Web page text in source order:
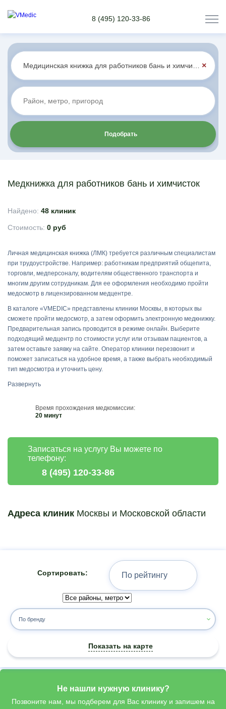
8 (495) 120-33-86
×
Подобрать
Медкнижка для работников бань и химчисток
Найдено: 48 клиник
Стоимость: 0 руб
Личная медицинская книжка (ЛМК) требуется различным специалистам
при трудоустройстве. Например: работникам предприятий общепита,
торговли, медперсоналу, водителям общественного транспорта и
многим другим сотрудникам. Для ее оформления необходимо пройти
медосмотр в лицензированном медцентре.
В каталоге «VMEDIC» представлены клиники Москвы, в которых вы
сможете пройти медосмотр, а затем оформить электронную медкнижку.
Предварительная запись проводится в режиме онлайн. Выберите
подходящий медцентр по стоимости услуг или отзывам пациентов, а
затем оставьте заявку на сайте. Оператор клиники перезвонит и
поможет записаться на удобное время, а также выбрать необходимый
тип медосмотра и уточнить цену.
Развернуть
Время прохождения медкомиссии:
20 минут
Записаться на услугу Вы можете по
телефону:
8 (495) 120-33-86
Адреса клиник Москвы и Московской области
Сортировать:
По бренду
Показать на карте
Не нашли нужную клинику?
Позвоните нам, мы подберем для Вас клинику и запишем на